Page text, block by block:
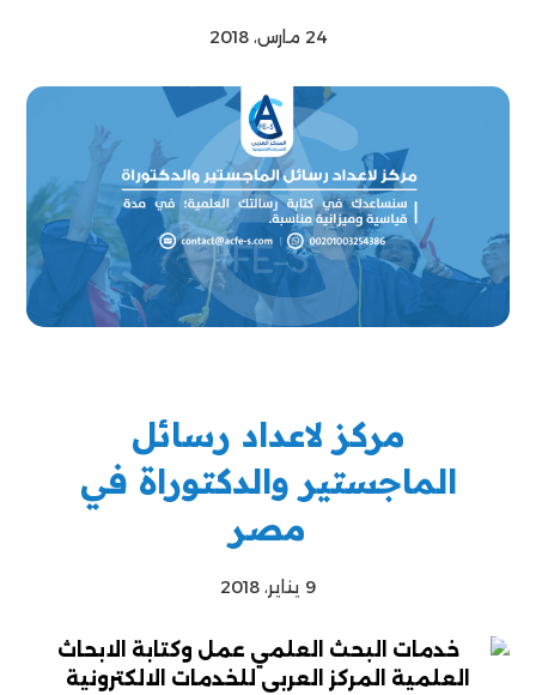
24 مارس، 2018
مركز لاعداد رسائل
الماجستير والدكتوراة في
مصر
9 يناير، 2018